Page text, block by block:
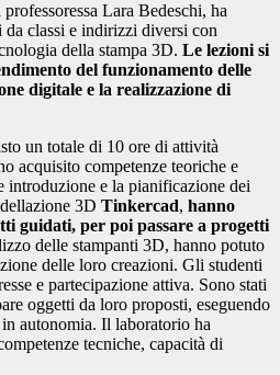
Lara Bedeschi, ha
classi e indirizzi diversi con
della stampa 3D. Le lezioni si
del funzionamento delle
digitale e la realizzazione di
un totale di 10 ore di attività
acquisito competenze teoriche e
introduzione e la pianificazione dei
3D Tinkercad, hanno
guidati, per poi passare a progetti
delle stampanti 3D, hanno potuto
delle loro creazioni. Gli studenti
e partecipazione attiva. Sono stati
oggetti da loro proposti, eseguendo
autonomia. Il laboratorio ha
tecniche, capacità di